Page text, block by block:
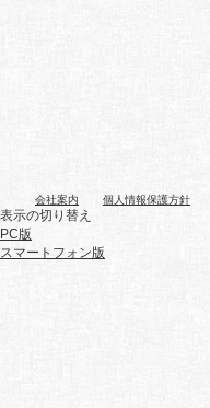
会社案内 個人情報保護方針
表示の切り替え
PC版
スマートフォン版